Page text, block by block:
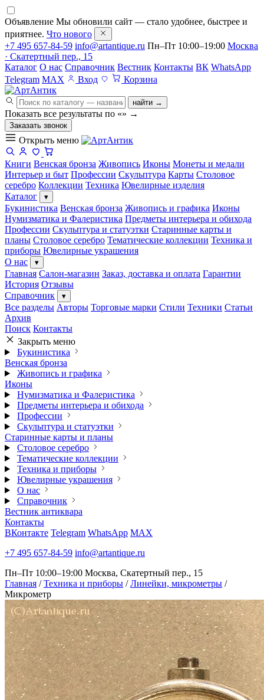
Объявление Мы обновили сайт — стало удобнее, быстрее и
приятнее. Что нового
+7 495 657-84-59 info@artantique.ru Пн–Пт 10:00–19:00 Москва
· Скатертный пер., 15
Каталог О нас Справочник Вестник Контакты ВК WhatsApp
Telegram MAX Вход Корзина
найти →
Показать все результаты по «» →
Заказать звонок
Открыть меню
Книги Венская бронза Живопись Иконы Монеты и медали
Интерьер и быт Профессии Скульптура Карты Столовое
серебро Коллекции Техника Ювелирные изделия
Каталог
▾
Букинистика Венская бронза Живопись и графика Иконы
Нумизматика и Фалеристика Предметы интерьера и обихода
Профессии Скульптура и статуэтки Старинные карты и
планы Столовое серебро Тематические коллекции Техника и
приборы Ювелирные украшения
О нас
▾
Главная Салон-магазин Заказ, доставка и оплата Гарантии
История Отзывы
Справочник
▾
Все разделы Авторы Торговые марки Стили Техники Статьи
Архив
Поиск Контакты
Закрыть меню
Букинистика
Венская бронза
Живопись и графика
Иконы
Нумизматика и Фалеристика
Предметы интерьера и обихода
Профессии
Скульптура и статуэтки
Старинные карты и планы
Столовое серебро
Тематические коллекции
Техника и приборы
Ювелирные украшения
О нас
Справочник
Вестник антиквара
Контакты
ВКонтакте Telegram WhatsApp MAX
+7 495 657-84-59 info@artantique.ru
Пн–Пт 10:00–19:00 Москва, Скатертный пер., 15
Главная / Техника и приборы / Линейки, микрометры /
Микрометр